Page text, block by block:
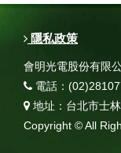
隱私政策
會明光電股份有限
電話：
地址：台北市士
Copyright © All